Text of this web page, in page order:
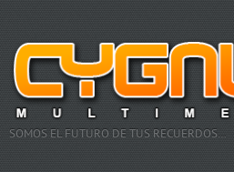
SOMOS EL FUTURO DE TUS RECUERDOS…